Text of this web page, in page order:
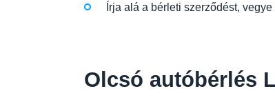
Írja alá a bérleti szerződést,
Olcsó autóbérlés